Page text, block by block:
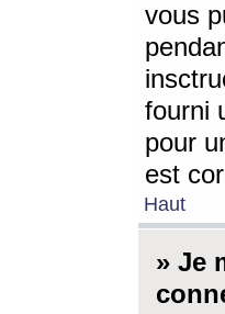
vous
fourni
pour
est
Haut
» Je